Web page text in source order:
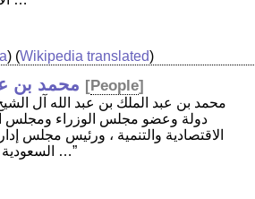
) (Wikipedia translated)
محمد بن [People]
دولة وعضو مجلس الوزراء ومجلس
الاقتصادية والتنمية ، ورئيس مجلس
السعودية للملكية …”